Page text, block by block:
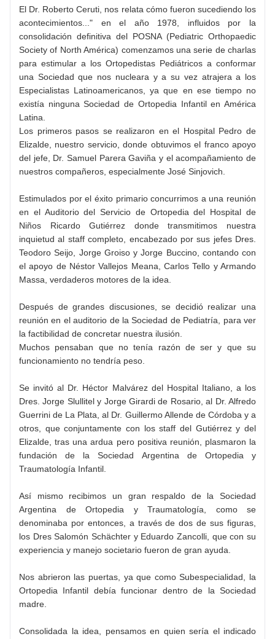
El Dr. Roberto Ceruti, nos relata cómo fueron sucediendo los
acontecimientos..." en el año 1978, influidos por la
consolidación definitiva del POSNA (Pediatric Orthopaedic
Society of North América) comenzamos una serie de charlas
para estimular a los Ortopedistas Pediátricos a conformar
una Sociedad que nos nucleara y a su vez atrajera a los
Especialistas Latinoamericanos, ya que en ese tiempo no
existía ninguna Sociedad de Ortopedia Infantil en América
Latina.
Los primeros pasos se realizaron en el Hospital Pedro de
Elizalde, nuestro servicio, donde obtuvimos el franco apoyo
del jefe, Dr. Samuel Parera Gaviña y el acompañamiento de
nuestros compañeros, especialmente José Sinjovich.
Estimulados por el éxito primario concurrimos a una reunión
en el Auditorio del Servicio de Ortopedia del Hospital de
Niños Ricardo Gutiérrez donde transmitimos nuestra
inquietud al staff completo, encabezado por sus jefes Dres.
Teodoro Seijo, Jorge Groiso y Jorge Buccino, contando con
el apoyo de Néstor Vallejos Meana, Carlos Tello y Armando
Massa, verdaderos motores de la idea.
Después de grandes discusiones, se decidió realizar una
reunión en el auditorio de la Sociedad de Pediatría, para ver
la factibilidad de concretar nuestra ilusión.
Muchos pensaban que no tenía razón de ser y que su
funcionamiento no tendría peso.
Se invitó al Dr. Héctor Malvárez del Hospital Italiano, a los
Dres. Jorge Slullitel y Jorge Girardi de Rosario, al Dr. Alfredo
Guerrini de La Plata, al Dr. Guillermo Allende de Córdoba y a
otros, que conjuntamente con los staff del Gutiérrez y del
Elizalde, tras una ardua pero positiva reunión, plasmaron la
fundación de la Sociedad Argentina de Ortopedia y
Traumatología Infantil.
Así mismo recibimos un gran respaldo de la Sociedad
Argentina de Ortopedia y Traumatología, como se
denominaba por entonces, a través de dos de sus figuras,
los Dres Salomón Schächter y Eduardo Zancolli, que con su
experiencia y manejo societario fueron de gran ayuda.
Nos abrieron las puertas, ya que como Subespecialidad, la
Ortopedia Infantil debía funcionar dentro de la Sociedad
madre.
Consolidada la idea, pensamos en quien sería el indicado